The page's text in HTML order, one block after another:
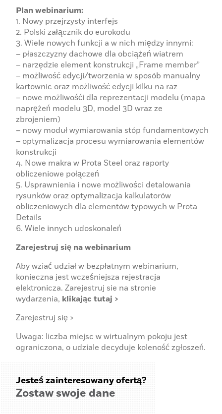
Plan webinarium:
1. Nowy przejrzysty interfejs
2. Polski załącznik do eurokodu
3. Wiele nowych funkcji a w nich między innymi:
– płaszczyzny dachowe dla obciążeń wiatrem
– narzędzie element konstrukcji „Frame member”
– możliwość edycji/tworzenia w sposób manualny
kartownic oraz możliwość edycji kilku na raz
– nowe możliwośći dla reprezentacji modelu (mapa
naprężeń modelu 3D, model 3D wraz ze
zbrojeniem)
– nowy moduł wymiarowania stóp fundamentowych
– optymalizacja procesu wymiarowania elementów
konstrukcji
4. Nowe makra w Prota Steel oraz raporty
obliczeniowe połączeń
5. Usprawnienia i nowe możliwości detalowania
rysunków oraz optymalizacja kalkulatorów
obliczeniowych dla elementów typowych w Prota
Details
6. Wiele innych udoskonaleń
Zarejestruj się na webinarium
Aby wziać udział w bezpłatnym webinarium,
konieczna jest wcześniejsza rejestracja
elektronicza. Zarejestruj sie na stronie
wydarzenia, klikając tutaj >
Zarejestruj się >
Uwaga: liczba miejsc w wirtualnym pokoju jest
ograniczona, o udziale decyduje koleność zgłoszeń.
Jesteś zainteresowany ofertą?
Zostaw swoje dane